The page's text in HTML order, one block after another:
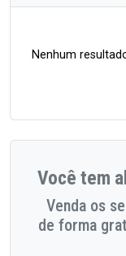
Nenhum
Você tem
Venda os
de forma